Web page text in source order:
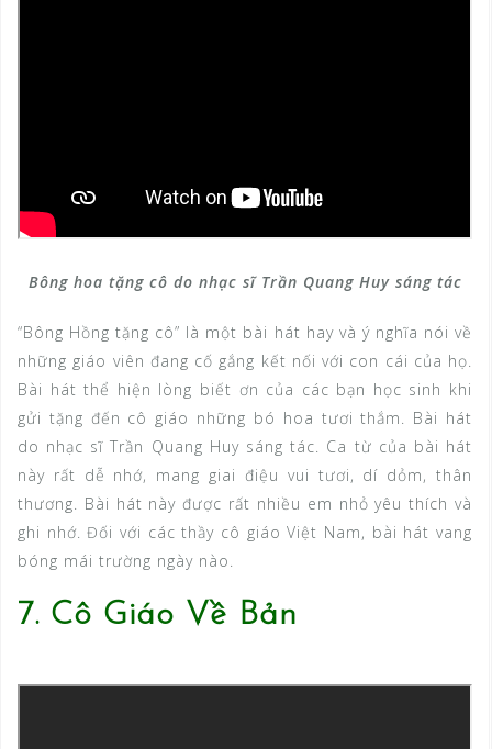
Bông hoa tặng cô do nhạc sĩ Trần Quang Huy sáng tác
“Bông Hồng tặng cô” là một bài hát hay và ý nghĩa nói về
những giáo viên đang cố gắng kết nối với con cái của họ.
Bài hát thể hiện lòng biết ơn của các bạn học sinh khi
gửi tặng đến cô giáo những bó hoa tươi thắm. Bài hát
do nhạc sĩ Trần Quang Huy sáng tác. Ca từ của bài hát
này rất dễ nhớ, mang giai điệu vui tươi, dí dỏm, thân
thương. Bài hát này được rất nhiều em nhỏ yêu thích và
ghi nhớ. Đối với các thầy cô giáo Việt Nam, bài hát vang
bóng mái trường ngày nào.
7. Cô Giáo Về Bản